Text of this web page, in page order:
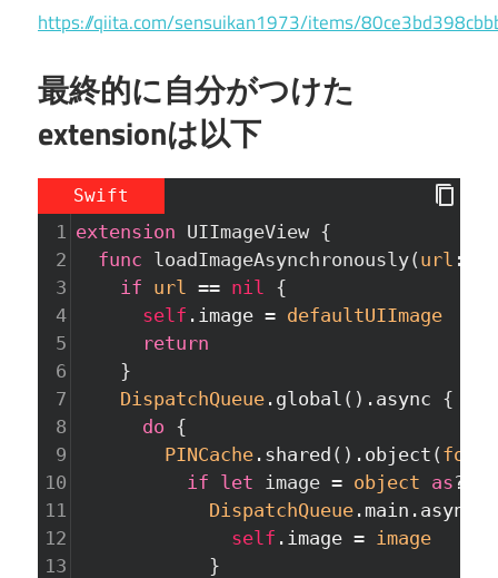
https://qiita.com/sensuikan1973/items/
最終的に自分がつけた
extensionは以下
Swift
1 extension UIImageView {
2
func loadImageAsynchronously( url :
3
if url == nil
{
4
self .image = defaultUIImage
5
return
6
}
7
DispatchQueue .global () .async {
8
do {
9
PINCache .shared () .object (
10
if let image = object as?
11
DispatchQueue .main.async
12
self .image = image
13
}